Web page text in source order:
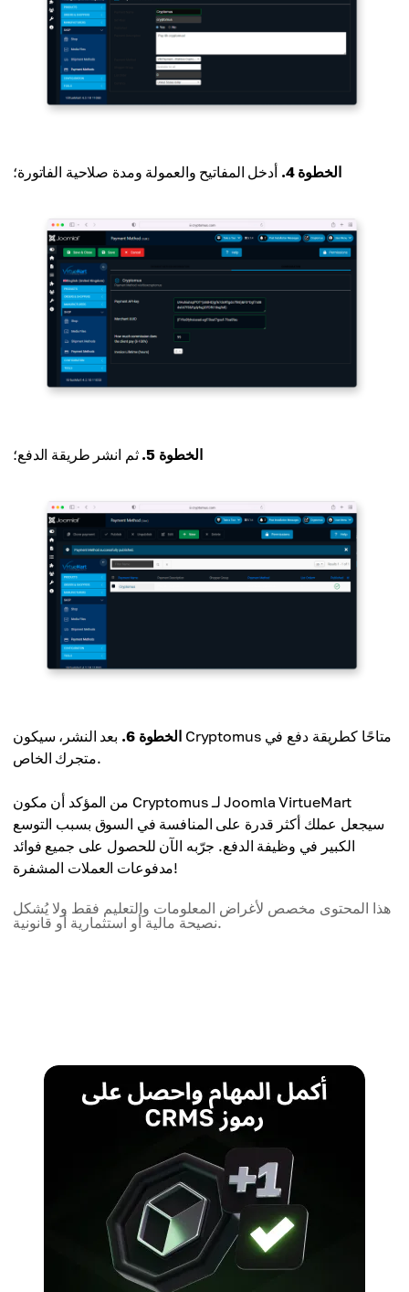
الخطوة 4. أدخل المفاتيح والعمولة ومدة صلاحية الفاتورة؛
الخطوة 5. ثم انشر طريقة الدفع؛
الخطوة 6.
بعد النشر، سيكون Cryptomus متاحًا كطريقة دفع في
متجرك الخاص.
من المؤكد أن مكون Cryptomus لـ Joomla VirtueMart
سيجعل عملك أكثر قدرة على المنافسة في السوق بسبب التوسع
الكبير في وظيفة الدفع. جرّبه الآن للحصول على جميع فوائد
مدفوعات العملات المشفرة!
هذا المحتوى مخصص لأغراض المعلومات والتعليم فقط ولا يُشكل
نصيحة مالية أو استثمارية أو قانونية.